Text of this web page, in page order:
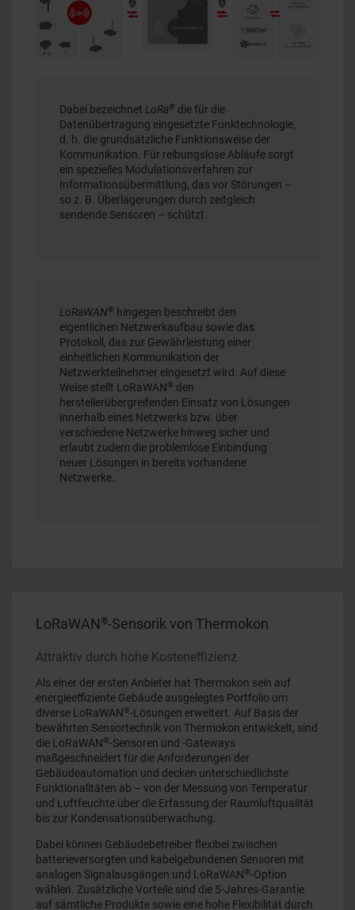
Dabei bezeichnet LoRa® die für die
Datenübertragung eingesetzte Funktechnologie,
d. h. die grundsätzliche Funktionsweise der
Kommunikation. Für reibungslose Abläufe sorgt
ein spezielles Modulationsverfahren zur
Informationsübermittlung, das vor Störungen –
so z. B. Überlagerungen durch zeitgleich
sendende Sensoren – schützt.
LoRaWAN® hingegen beschreibt den
eigentlichen Netzwerkaufbau sowie das
Protokoll, das zur Gewährleistung einer
einheitlichen Kommunikation der
Netzwerkteilnehmer eingesetzt wird. Auf diese
Weise stellt LoRaWAN® den
herstellerübergreifenden Einsatz von Lösungen
innerhalb eines Netzwerks bzw. über
verschiedene Netzwerke hinweg sicher und
erlaubt zudem die problemlose Einbindung
neuer Lösungen in bereits vorhandene
Netzwerke.
LoRaWAN ®-Sensorik von Thermokon
Attraktiv durch hohe Kosteneffizienz
Als einer der ersten Anbieter hat Thermokon sein auf
energieeffiziente Gebäude ausgelegtes Portfolio um
diverse LoRaWAN®-Lösungen erweitert. Auf Basis der
bewährten Sensortechnik von Thermokon entwickelt, sind
die LoRaWAN®-Sensoren und -Gateways
maßgeschneidert für die Anforderungen der
Gebäudeautomation und decken unterschiedlichste
Funktionalitäten ab – von der Messung von Temperatur
und Luftfeuchte über die Erfassung der Raumluftqualität
bis zur Kondensationsüberwachung.
Dabei können Gebäudebetreiber flexibel zwischen
batterieversorgten und kabelgebundenen Sensoren mit
analogen Signalausgängen und LoRaWAN®-Option
wählen. Zusätzliche Vorteile sind die 5-Jahres-Garantie
auf sämtliche Produkte sowie eine hohe Flexibilität durch